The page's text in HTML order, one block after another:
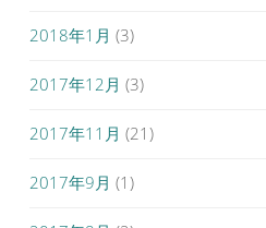
2018年1月 (3)
2017年12月 (3)
2017年11月 (21)
2017年9月 (1)